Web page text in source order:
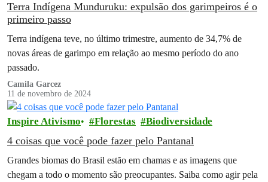
Terra Indígena Munduruku: expulsão dos garimpeiros é o
primeiro passo
Terra indígena teve, no último trimestre, aumento de 34,7% de
novas áreas de garimpo em relação ao mesmo período do ano
passado.
Camila Garcez
11 de novembro de 2024
Inspire Ativismo Florestas Biodiversidade
4 coisas que você pode fazer pelo Pantanal
Grandes biomas do Brasil estão em chamas e as imagens que
chegam a todo o momento são preocupantes. Saiba como agir pela